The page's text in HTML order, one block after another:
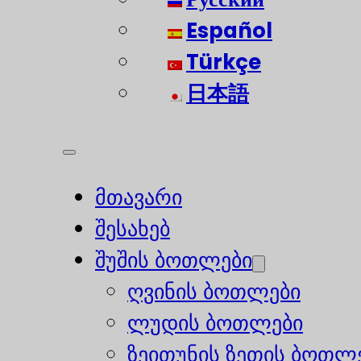
Español
Türkçe
日本語
მთავარი
შესახებ
შუშის ბოთლები
ღვინის ბოთლები
ლუდის ბოთლები
ზეითუნის ზეთის